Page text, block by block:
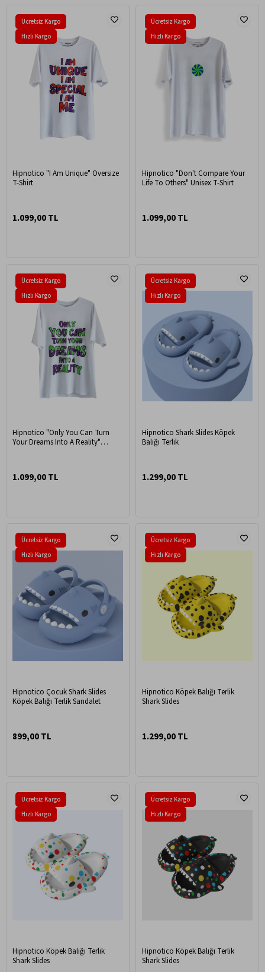
Hipnotico "I Am Unique" Oversize
T-Shirt
1.099,00 TL
Ücretsiz Kargo
Hızlı Kargo
Hipnotico "Don't Compare Your
Life To Others" Unisex T-Shirt
1.099,00 TL
Ücretsiz Kargo
Hızlı Kargo
Hipnotico "Only You Can Turn
Your Dreams Into A Reality"
1.099,00 TL
Ücretsiz Kargo
Hızlı Kargo
Hipnotico Shark Slides Köpek
Balığı Terlik
1.299,00 TL
Ücretsiz Kargo
Hızlı Kargo
Hipnotico Çocuk Shark Slides
Köpek Balığı Terlik Sandalet
899,00 TL
Ücretsiz Kargo
Hızlı Kargo
Hipnotico Köpek Balığı Terlik
Shark Slides
1.299,00 TL
Ücretsiz Kargo
Hızlı Kargo
Hipnotico Köpek Balığı Terlik
Shark Slides
Ücretsiz Kargo
Hızlı Kargo
Hipnotico Köpek Balığı Terlik
Shark Slides
Ücretsiz Kargo
Hızlı Kargo